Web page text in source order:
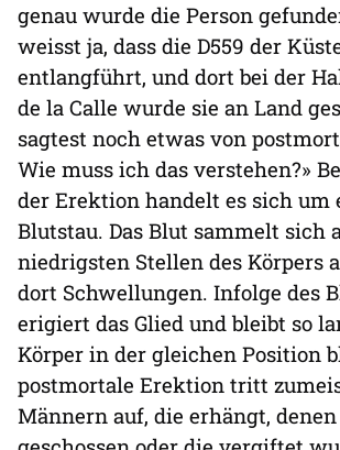
genau wurde die Person
weisst ja, dass die D559 der
entlangführt, und dort bei der
de la Calle wurde sie an Land
sagtest noch etwas von
Wie muss ich das verstehen?»
der Erektion handelt es sich um
Blutstau. Das Blut sammelt sich
niedrigsten Stellen des Körpers
dort Schwellungen. Infolge des
erigiert das Glied und bleibt so
Körper in der gleichen Position
postmortale Erektion tritt
Männern auf, die erhängt,